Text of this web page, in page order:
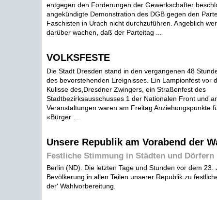
entgegen den Forderungen der Gewerkschafter
angekündigte Demonstration des DGB gegen den
Faschisten in Urach nicht durchzuführen. Angeblich
darüber wachen, daß der Parteitag ...
VOLKSFESTE
Die Stadt Dresden stand in den vergangenen 48
des bevorstehenden Ereignisses. Ein Lampionfest vor
Kulisse des,Dresdner Zwingers, ein Straßenfest des
Stadtbezirksausschusses 1 der Nationalen Front und
Veranstaltungen waren am Freitag Anziehungspunkte
«Bürger ...
Unsere Republik am Vorabend der
Festliche Stimmung in Städten und Dörfern
Berlin (ND). Die letzten Tage und Stunden vor dem 23.
Bevölkerung in allen Teilen unserer Republik zu
der' Wahlvorbereitung.